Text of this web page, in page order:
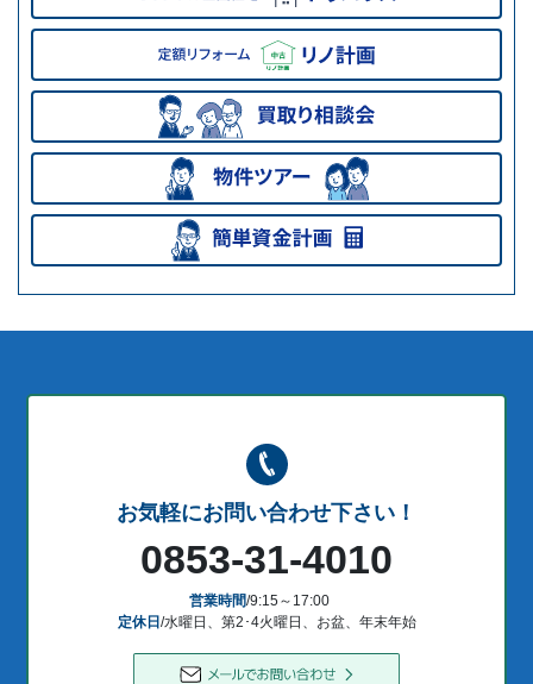
お気軽にお問い合わせ下さい！
0853-31-4010
営業時間/9:15～17:00
定休日/水曜日、第2･4火曜日、お盆、年末年始